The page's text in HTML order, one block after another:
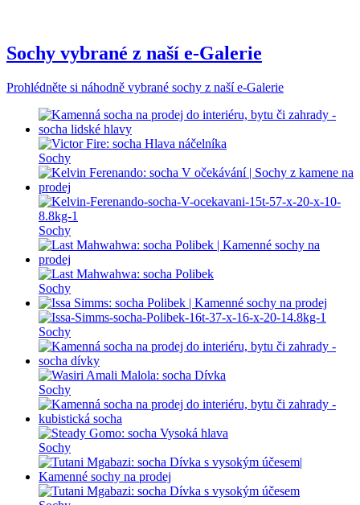
Sochy vybrané z naší e-Galerie
Prohlédněte si náhodně vybrané sochy z naší e-Galerie
Sochy
Sochy
Sochy
Sochy
Sochy
Sochy